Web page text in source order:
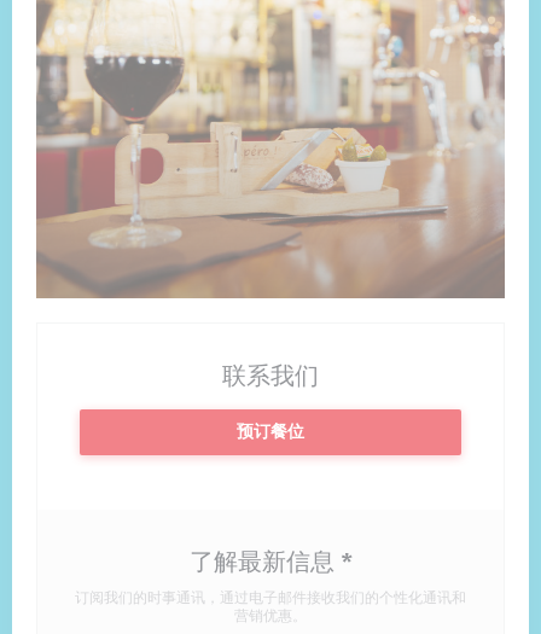
联系我们
预订餐位
了解最新信息 *
订阅我们的时事通讯，通过电子邮件接收我们的个性化通讯和
营销优惠。